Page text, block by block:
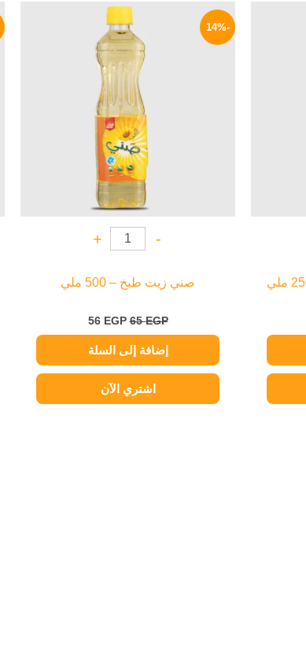
-14%
-
+
صني زيت طبخ – 500 ملي
65EGP
السعر
الأصلي
هو:
65 EGP.
56 EGP
إضافة إلى السلة
اشتري الآن